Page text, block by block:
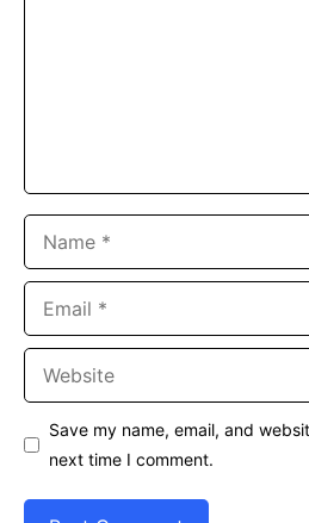
Save my name, email, and
next time I comment.